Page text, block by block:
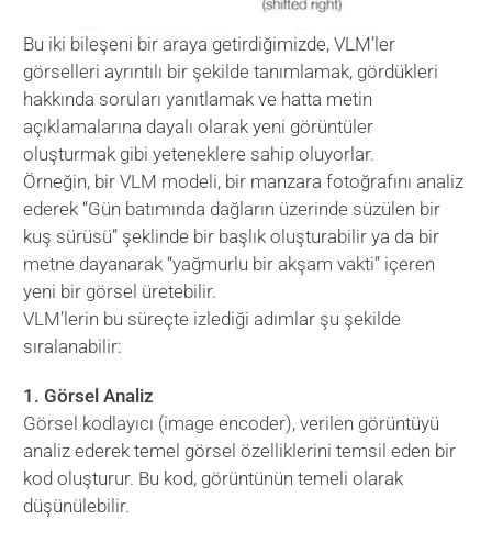
Bu iki bileşeni bir araya getirdiğimizde, VLM’ler
görselleri ayrıntılı bir şekilde tanımlamak, gördükleri
hakkında soruları yanıtlamak ve hatta metin
açıklamalarına dayalı olarak yeni görüntüler
oluşturmak gibi yeteneklere sahip oluyorlar.
Örneğin, bir VLM modeli, bir manzara fotoğrafını analiz
ederek “Gün batımında dağların üzerinde süzülen bir
kuş sürüsü” şeklinde bir başlık oluşturabilir ya da bir
metne dayanarak “yağmurlu bir akşam vakti” içeren
yeni bir görsel üretebilir.
VLM’lerin bu süreçte izlediği adımlar şu şekilde
sıralanabilir:
1. Görsel Analiz
Görsel kodlayıcı (image encoder), verilen görüntüyü
analiz ederek temel görsel özelliklerini temsil eden bir
kod oluşturur. Bu kod, görüntünün temeli olarak
düşünülebilir.